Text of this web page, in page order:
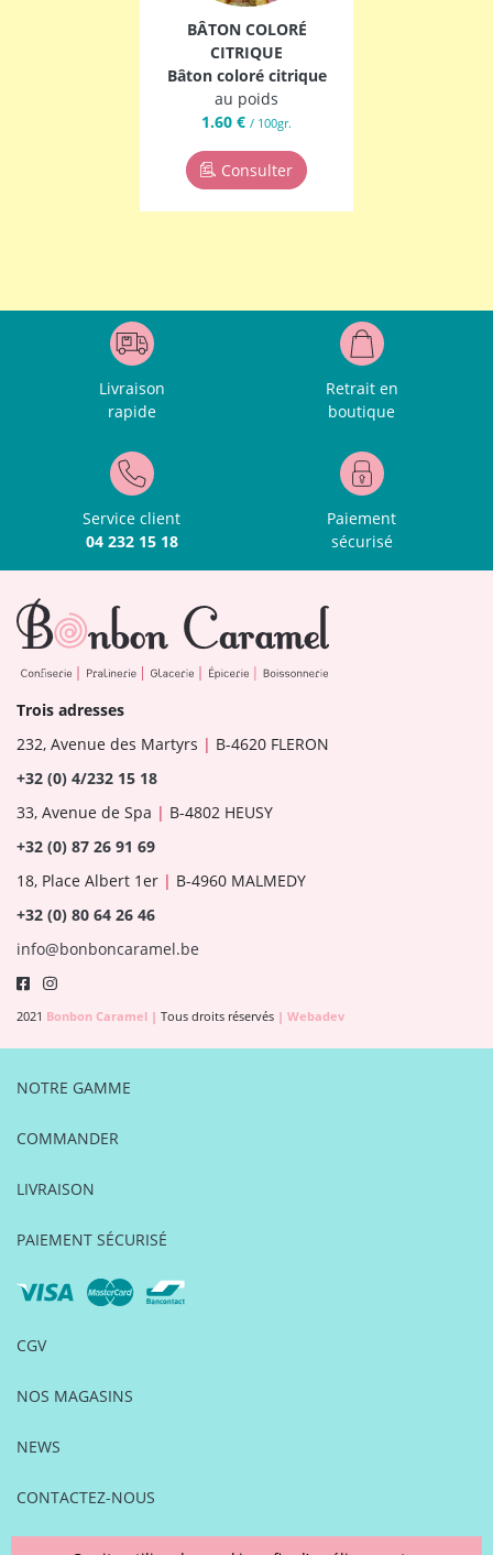
BÂTON COLORÉ
CITRIQUE
Bâton coloré citrique
au poids
1.60 € / 100gr.
Consulter
Livraison
rapide
Retrait en
boutique
Service client
04 232 15 18
Paiement
sécurisé
Trois adresses
232, Avenue des Martyrs | B-4620 FLERON
+32 (0) 4/232 15 18
33, Avenue de Spa | B-4802 HEUSY
+32 (0) 87 26 91 69
18, Place Albert 1er | B-4960 MALMEDY
+32 (0) 80 64 26 46
info@bonboncaramel.be
2021 Bonbon Caramel | Tous droits réservés | Webadev
NOTRE GAMME
COMMANDER
LIVRAISON
PAIEMENT SÉCURISÉ
CGV
NOS MAGASINS
NEWS
CONTACTEZ-NOUS
FOIRE AUX QUESTIONS